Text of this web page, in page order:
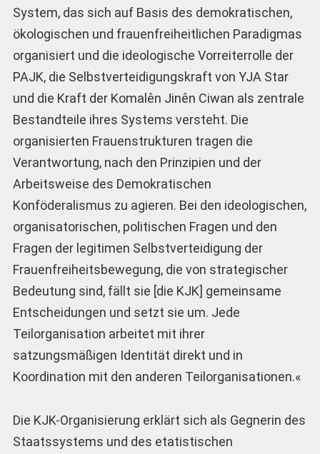
System, das sich auf Basis des demokratischen,
ökologischen und frauenfreiheitlichen Paradigmas
organisiert und die ideologische Vorreiterrolle der
PAJK, die Selbstverteidigungskraft von YJA Star
und die Kraft der Komalên Jinên Ciwan als zentrale
Bestandteile ihres Systems versteht. Die
organisierten Frauenstrukturen tragen die
Verantwortung, nach den Prinzipien und der
Arbeitsweise des Demokratischen
Konföderalismus zu agieren. Bei den ideologischen,
organisatorischen, politischen Fragen und den
Fragen der legitimen Selbstverteidigung der
Frauenfreiheitsbewegung, die von strategischer
Bedeutung sind, fällt sie [die KJK] gemeinsame
Entscheidungen und setzt sie um. Jede
Teilorganisation arbeitet mit ihrer
satzungsmäßigen Identität direkt und in
Koordination mit den anderen Teilorganisationen.«
Die KJK-Organisierung erklärt sich als Gegnerin des
Staatssystems und des etatistischen